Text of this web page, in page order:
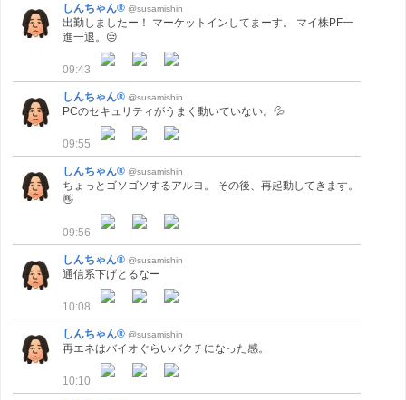
しんちゃん® @susamishin
出勤しましたー！ マーケットインしてまーす。 マイ株PF一
進一退。😒
09:43
しんちゃん® @susamishin
PCのセキュリティがうまく動いていない。💦
09:55
しんちゃん® @susamishin
ちょっとゴソゴソするアルヨ。 その後、再起動してきます。
👋
09:56
しんちゃん® @susamishin
通信系下げとるなー
10:08
しんちゃん® @susamishin
再エネはバイオぐらいバクチになった感。
10:10